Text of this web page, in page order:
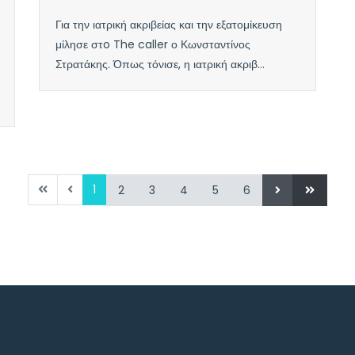
Για την ιατρική ακριβείας και την εξατομίκευση
μίλησε στo The caller ο Κωνσταντίνος
Στρατάκης. Όπως τόνισε, η ιατρική ακριβ...
1 2 3 4 5 6